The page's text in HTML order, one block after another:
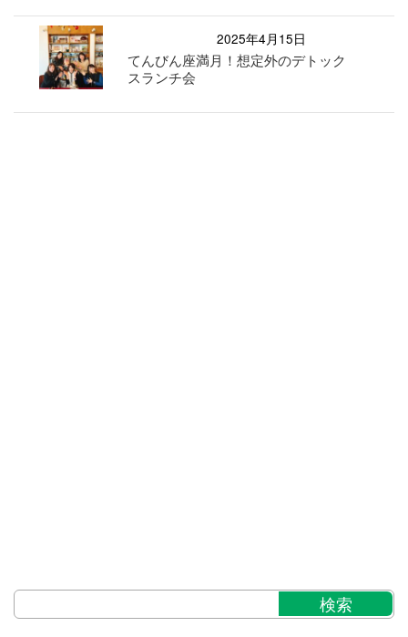
2025年4月15日
てんびん座満月！想定外のデトック
スランチ会